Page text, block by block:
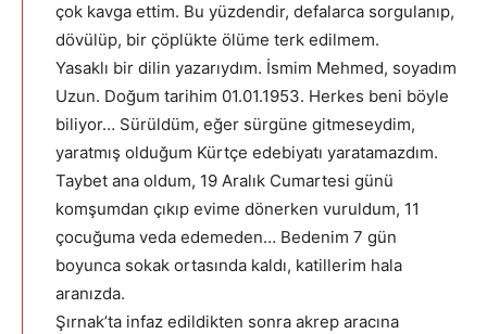
çok kavga ettim. Bu yüzdendir, defalarca sorgulanıp,
dövülüp, bir çöplükte ölüme terk edilmem.
Yasaklı bir dilin yazarıydım. İsmim Mehmed, soyadım
Uzun. Doğum tarihim 01.01.1953. Herkes beni böyle
biliyor… Sürüldüm, eğer sürgüne gitmeseydim,
yaratmış olduğum Kürtçe edebiyatı yaratamazdım.
Taybet ana oldum, 19 Aralık Cumartesi günü
komşumdan çıkıp evime dönerken vuruldum, 11
çocuğuma veda edemeden… Bedenim 7 gün
boyunca sokak ortasında kaldı, katillerim hala
aranızda.
Şırnak’ta infaz edildikten sonra akrep aracına